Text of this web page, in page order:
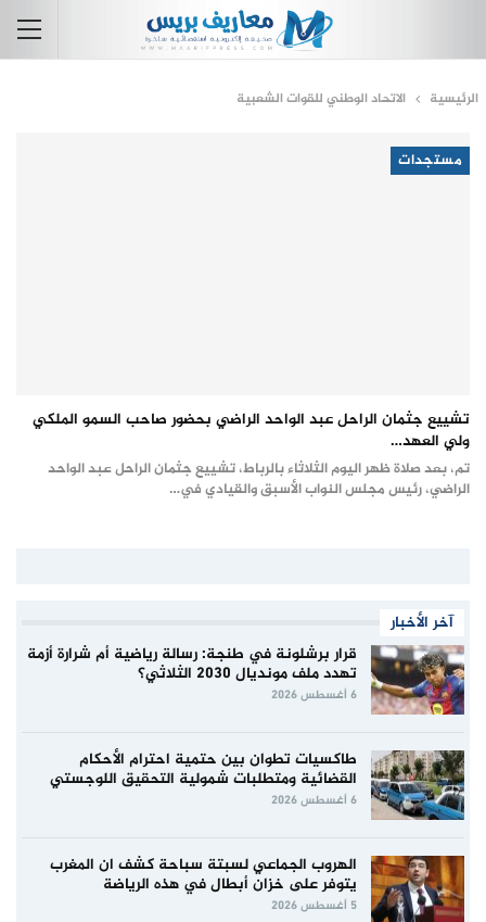
الرئيسية الاتحاد الوطني للقوات الشعبية
مستجدات
تشييع جثمان الراحل عبد الواحد الراضي بحضور صاحب السمو الملكي
ولي العهد…
تم، بعد صلاة ظهر اليوم الثلاثاء بالرباط، تشييع جثمان الراحل عبد الواحد
الراضي، رئيس مجلس النواب الأسبق والقيادي في…
آخر الأخبار
قرار برشلونة في طنجة: رسالة رياضية أم شرارة أزمة
تهدد ملف مونديال 2030 الثلاثي؟
6 أغسطس 2026
طاكسيات تطوان بين حتمية احترام الأحكام
القضائية ومتطلبات شمولية التحقيق اللوجستي
6 أغسطس 2026
الهروب الجماعي لسبتة سباحة كشف ان المغرب
يتوفر على خزان أبطال في هذه الرياضة
5 أغسطس 2026